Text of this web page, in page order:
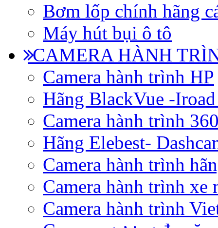
Bơm lốp chính hãng
Máy hút bụi ô tô
CAMERA HÀNH
Camera hành trình HP
Hãng BlackVue -
Camera hành trình
Hãng Elebest-
Camera hành trình
Camera hành trình xe
Camera hành trình